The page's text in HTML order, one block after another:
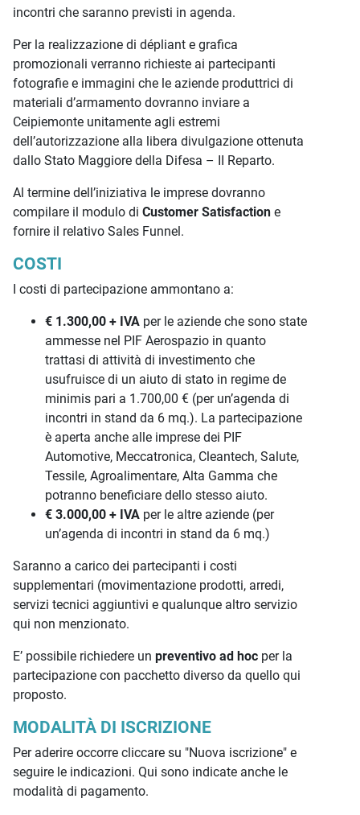
incontri che saranno previsti in agenda.
Per la realizzazione di dépliant e grafica
promozionali verranno richieste ai partecipanti
fotografie e immagini che le aziende produttrici di
materiali d’armamento dovranno inviare a
Ceipiemonte unitamente agli estremi
dell’autorizzazione alla libera divulgazione ottenuta
dallo Stato Maggiore della Difesa – II Reparto.
Al termine dell’iniziativa le imprese dovranno
compilare il modulo di Customer Satisfaction e
fornire il relativo Sales Funnel.
COSTI
I costi di partecipazione ammontano a:
€ 1.300,00 + IVA per le aziende che sono state
ammesse nel PIF Aerospazio in quanto
trattasi di attività di investimento che
usufruisce di un aiuto di stato in regime de
minimis pari a 1.700,00 € (per un’agenda di
incontri in stand da 6 mq.). La partecipazione
è aperta anche alle imprese dei PIF
Automotive, Meccatronica, Cleantech, Salute,
Tessile, Agroalimentare, Alta Gamma che
potranno beneficiare dello stesso aiuto.
€ 3.000,00 + IVA per le altre aziende (per
un’agenda di incontri in stand da 6 mq.)
Saranno a carico dei partecipanti i costi
supplementari (movimentazione prodotti, arredi,
servizi tecnici aggiuntivi e qualunque altro servizio
qui non menzionato.
E’ possibile richiedere un preventivo ad hoc per la
partecipazione con pacchetto diverso da quello qui
proposto.
MODALITÀ DI ISCRIZIONE
Per aderire occorre cliccare su "Nuova iscrizione" e
seguire le indicazioni. Qui sono indicate anche le
modalità di pagamento.